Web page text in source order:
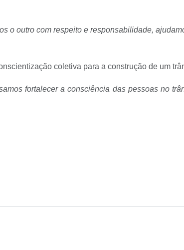
o outro com respeito e responsabilidade,
coletiva para a construção de um
fortalecer a consciência das pessoas no